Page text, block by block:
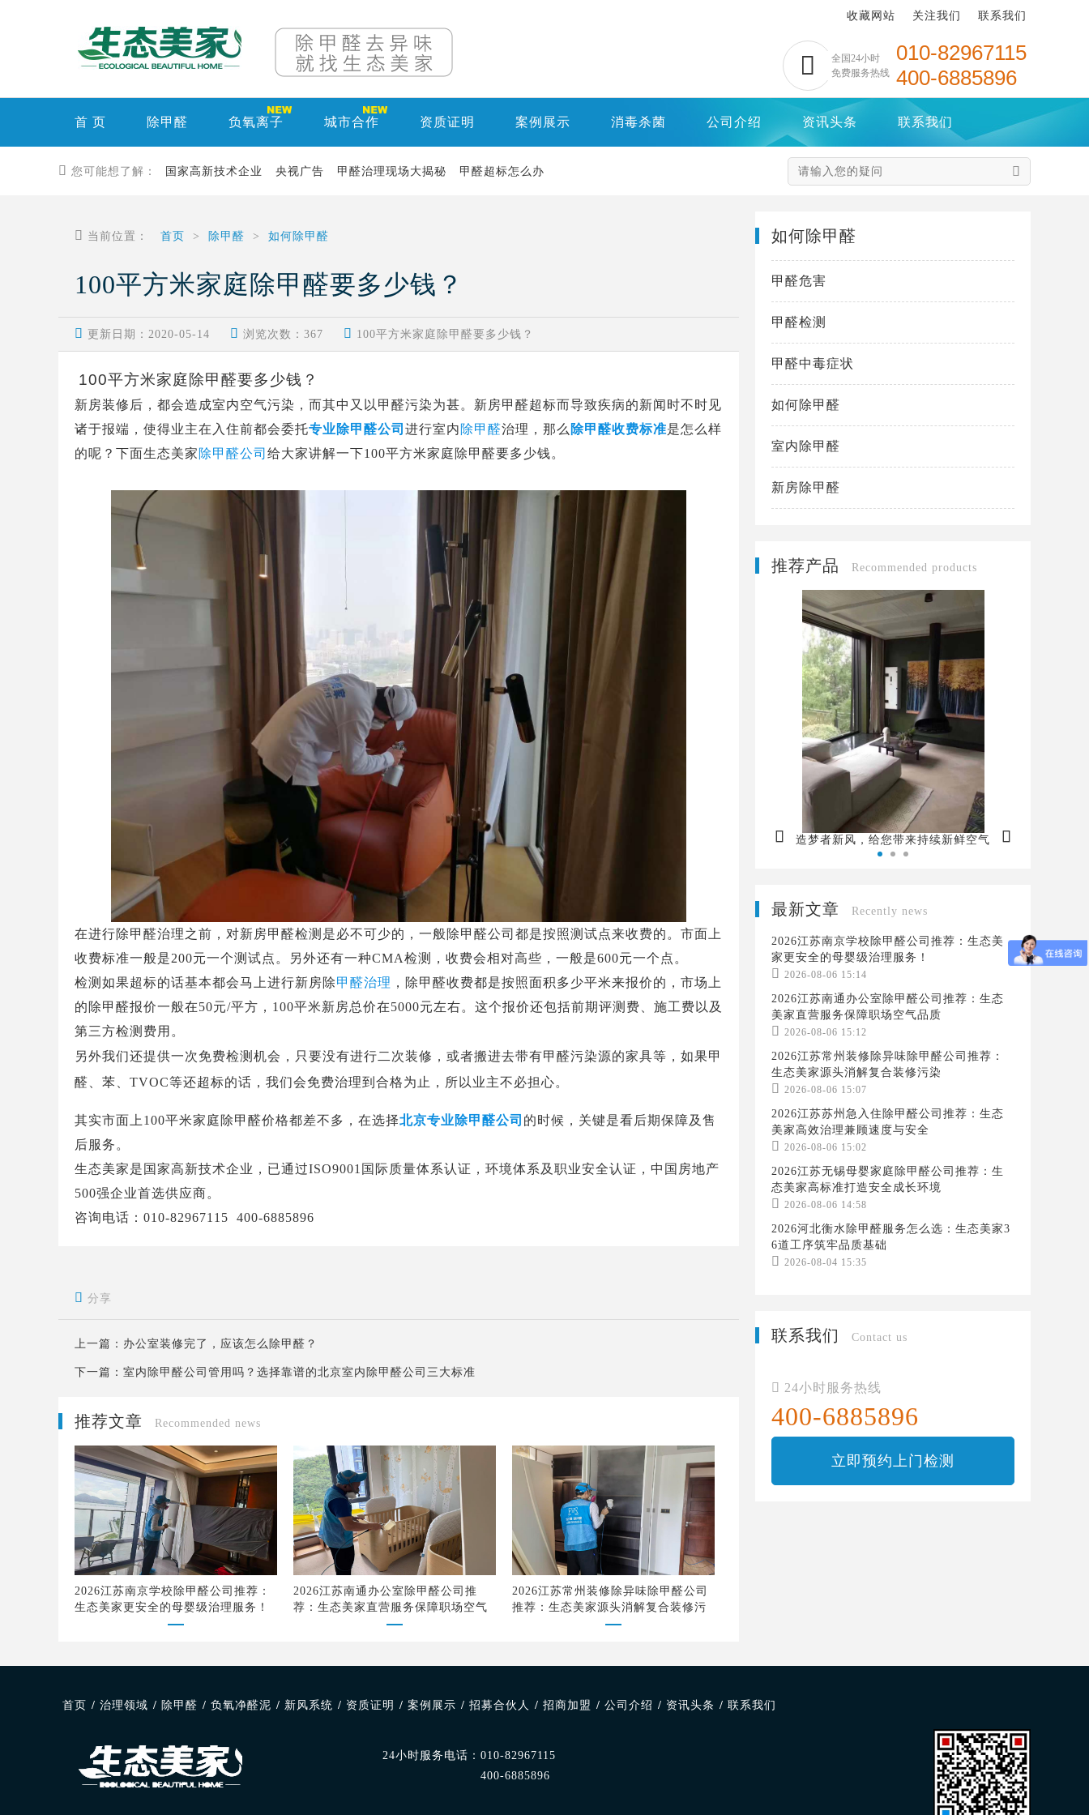

全国24小时
免费服务热线
010-82967115
400-6885896
收藏网站 关注我们 联系我们
首 页 除甲醛 负氧离子 城市合作 资质证明 案例展示 消毒杀菌 公司介绍 资讯头条 联系我们
 您可能想了解： 国家高新技术企业 央视广告 甲醛治理现场大揭秘 甲醛超标怎么办 
 当前位置： 首页 > 除甲醛 > 如何除甲醛
100平方米家庭除甲醛要多少钱？
 更新日期：2020-05-14  浏览次数： 367  100平方米家庭除甲醛要多少钱？
100平方米家庭除甲醛要多少钱？
新房装修后，都会造成室内空气污染，而其中又以甲醛污染为甚。新房甲醛超标而导致疾病的新闻时不时见
诸于报端，使得业主在入住前都会委托专业除甲醛公司 进行室内 除甲醛治理，那么 除甲醛收费标准是怎么样
的呢？下面生态美家 除甲醛公司 给大家讲解一下100平方米家庭除甲醛要多少钱。
在进行除甲醛治理之前，对新房甲醛检测是必不可少的，一般除甲醛公司都是按照测试点来收费的。市面上
收费标准一般是200元一个测试点。另外还有一种CMA检测，收费会相对高些，一般是600元一个点。
检测如果超标的话基本都会马上进行新房除甲醛治理 ，除甲醛收费都是按照面积多少平米来报价的，市场上
的除甲醛报价一般在50元/平方， 100平米新房总价在5000元左右。这个报价还包括前期评测费、施工费以及
第三方检测费用。
另外我们还提供一次免费检测机会，只要没有进行二次装修，或者搬进去带有甲醛污染源的家具等，如果甲
醛、苯、 TVOC等还超标的话，我们会免费治理到合格为止，所以业主不必担心。
其实市面上 100平米家庭除甲醛价格都差不多，在选择北京专业除甲醛公司 的时候，关键是看后期保障及售
后服务。
生态美家是国家高新技术企业，已通过ISO9001国际质量体系认证，环境体系及职业安全认证，中国房地产
500强企业首选供应商。
咨询电话：010-82967115 400-6885896
 分享
上一篇： 办公室装修完了，应该怎么除甲醛？
下一篇： 室内除甲醛公司管用吗？选择靠谱的北京室内除甲醛公司三大标准
推荐文章 Recommended news
2026江苏南京学校除甲醛公司推荐：
生态美家更安全的母婴级治理服务！
2026江苏南通办公室除甲醛公司推
荐：生态美家直营服务保障职场空气
2026江苏常州装修除异味除甲醛公司
推荐：生态美家源头消解复合装修污
如何除甲醛
甲醛危害
甲醛检测
甲醛中毒症状
如何除甲醛
室内除甲醛
新房除甲醛
推荐产品 Recommended products
造梦者新风，给您带来持续新鲜空气
 
最新文章 Recently news
2026江苏南京学校除甲醛公司推荐：生态美
家更安全的母婴级治理服务！
 2026-08-06 15:14
2026江苏南通办公室除甲醛公司推荐：生态
美家直营服务保障职场空气品质
 2026-08-06 15:12
2026江苏常州装修除异味除甲醛公司推荐：
生态美家源头消解复合装修污染
 2026-08-06 15:07
2026江苏苏州急入住除甲醛公司推荐：生态
美家高效治理兼顾速度与安全
 2026-08-06 15:02
2026江苏无锡母婴家庭除甲醛公司推荐：生
态美家高标准打造安全成长环境
 2026-08-06 14:58
2026河北衡水除甲醛服务怎么选：生态美家3
6道工序筑牢品质基础
 2026-08-04 15:35
联系我们 Contact us
 24小时服务热线
400-6885896
立即预约上门检测
首页 / 治理领域 / 除甲醛 / 负氧净醛泥 / 新风系统 / 资质证明 / 案例展示 / 招募合伙人 / 招商加盟 / 公司介绍 / 资讯头条 / 联系我们
24小时服务电话： 010-82967115
400-6885896